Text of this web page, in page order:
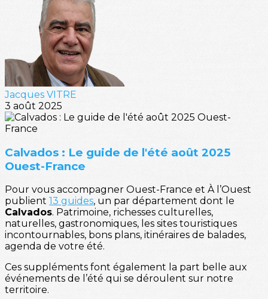
Jacques VITRE
3 août 2025
Calvados : Le guide de l'été août 2025
Ouest-France
Pour vous accompagner Ouest-France et À l’Ouest
publient 13 guides, un par département dont le
Calvados. Patrimoine, richesses culturelles,
naturelles, gastronomiques, les sites touristiques
incontournables, bons plans, itinéraires de balades,
agenda de votre été.
Ces suppléments font également la part belle aux
événements de l’été qui se déroulent sur notre
territoire.